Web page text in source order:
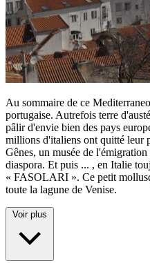
Au sommaire de ce
portugaise. Autrefois terre
pâlir d'envie bien des pays
millions d'italiens ont quitté leur
Gênes, un musée de
diaspora. Et puis ... , en Italie
« FASOLARI ». Ce petit
toute la lagune de Venise.
Voir plus